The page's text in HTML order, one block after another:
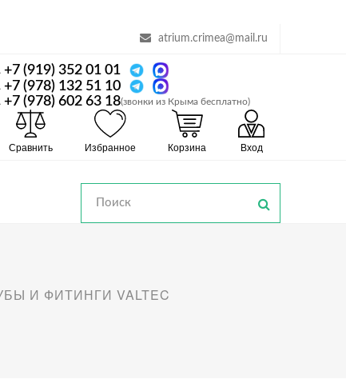
atrium.crimea@mail.ru
+7 (919) 352 01 01
+7 (978) 132 51 10
+7 (978) 602 63 18(звонки из Крыма бесплатно)
Сравнить Избранное Корзина Вход
И ФИТИНГИ VALTEC